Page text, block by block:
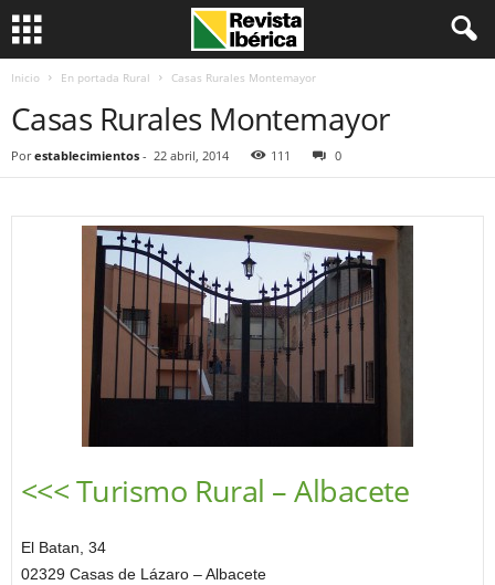
Inicio En portada Rural Casas Rurales Montemayor
Casas Rurales Montemayor
Por establecimientos - 22 abril, 2014 111 0
<<< Turismo Rural – Albacete
El Batan, 34
02329 Casas de Lázaro – Albacete